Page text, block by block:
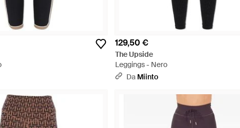
129,50 €
The Upside
Leggings - Nero
Da Miinto